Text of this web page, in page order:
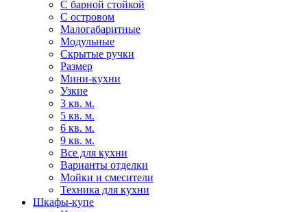
С барной стойкой
С островом
Малогабаритные
Модульные
Скрытые ручки
Размер
Мини-кухни
Узкие
3 кв. м.
5 кв. м.
6 кв. м.
9 кв. м.
Все для кухни
Варианты отделки
Мойки и смесители
Техника для кухни
Шкафы-купе